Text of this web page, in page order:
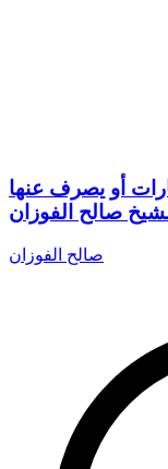
أو يصرف عنها
صالح الفوزان
صالح الفوزان